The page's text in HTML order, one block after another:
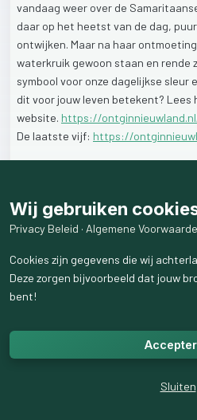
vandaag weer over de
daar op het heetst van de dag, puur
ontwijken. Maar na haar ontmoeting
waterkruik gewoon staan en rende
symbool voor onze dagelijkse sleur
dit voor jouw leven betekent? Lees
website. https://
De laatste vijf: https://
Wij gebruiken
Privacy Beleid · Algemene
Cookies zijn gegevens die wij
Deze zorgen bijvoorbeeld dat jouw
bent!
Sluiten